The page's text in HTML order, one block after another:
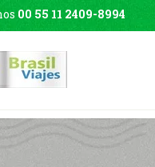
00 55 11 2409-8994